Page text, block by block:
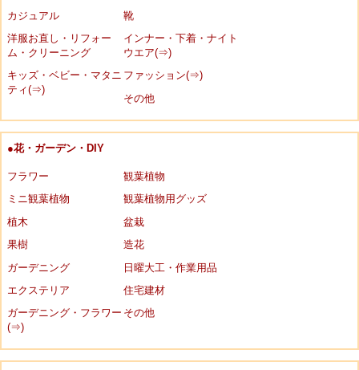
カジュアル
靴
洋服お直し・リフォー
ム・クリーニング
インナー・下着・ナイト
ウエア(⇒)
キッズ・ベビー・マタニ
ティ(⇒)
ファッション(⇒)
その他
●花・ガーデン・DIY
フラワー
観葉植物
ミニ観葉植物
観葉植物用グッズ
植木
盆栽
果樹
造花
ガーデニング
日曜大工・作業用品
エクステリア
住宅建材
ガーデニング・フラワー
(⇒)
その他